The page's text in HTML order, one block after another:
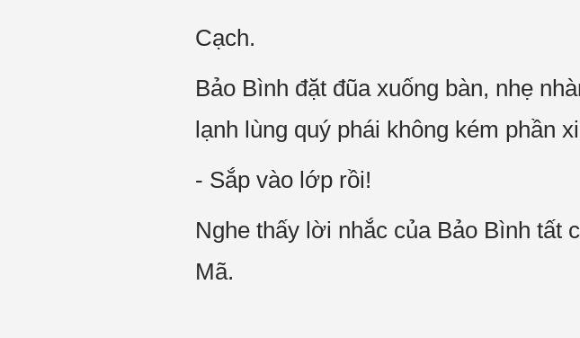
Cạch.
Bảo Bình đặt đũa xuống bàn, nhẹ
lạnh lùng quý phái không kém phần
- Sắp vào lớp rồi!
Nghe thấy lời nhắc của Bảo Bình tất
Mã.